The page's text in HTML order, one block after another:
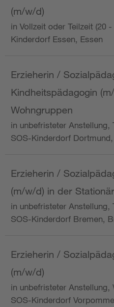
(m/w/d)
in Vollzeit oder Teilzeit (20
Kinderdorf Essen, Essen
Erzieherin /
Kindheitspädagogin
Wohngruppen
in unbefristeter Anstellung,
SOS-Kinderdorf
Erzieherin /
(m/w/d) in der
in unbefristeter Anstellung,
SOS-Kinderdorf Bremen,
Erzieherin /
(m/w/d)
in unbefristeter Anstellung,
SOS-Kinderdorf